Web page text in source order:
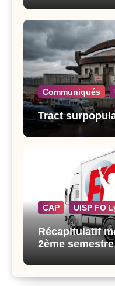
Communiqués
Tract
CAP UISP FO
Récapitulatif
2ème